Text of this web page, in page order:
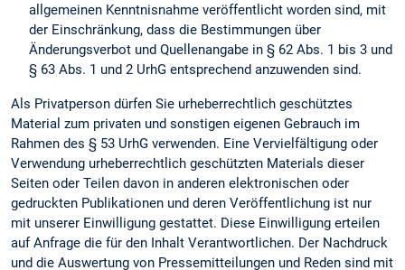
allgemeinen Kenntnisnahme veröffentlicht worden sind, mit
der Einschränkung, dass die Bestimmungen über
Änderungsverbot und Quellenangabe in § 62 Abs. 1 bis 3 und
§ 63 Abs. 1 und 2 UrhG entsprechend anzuwenden sind.
Als Privatperson dürfen Sie urheberrechtlich geschütztes
Material zum privaten und sonstigen eigenen Gebrauch im
Rahmen des § 53 UrhG verwenden. Eine Vervielfältigung oder
Verwendung urheberrechtlich geschützten Materials dieser
Seiten oder Teilen davon in anderen elektronischen oder
gedruckten Publikationen und deren Veröffentlichung ist nur
mit unserer Einwilligung gestattet. Diese Einwilligung erteilen
auf Anfrage die für den Inhalt Verantwortlichen. Der Nachdruck
und die Auswertung von Pressemitteilungen und Reden sind mit